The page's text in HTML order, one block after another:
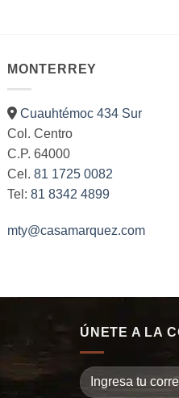
MONTERREY
Cuauhtémoc 434 Sur
Col. Centro
C.P. 64000
Cel. 81 1725 0082
Tel: 81 8342 4899
mty@casamarquez.com
ÚNETE A LA